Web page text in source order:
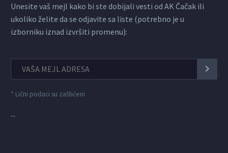
Unesite vaš mejl kako bi ste dobijali vesti od AK Čačak ili
ukoliko želite da se odjavite sa liste (potrebno je u
izborniku iznad izvršiti promenu):
* Lični podaci su zaštićeni
...